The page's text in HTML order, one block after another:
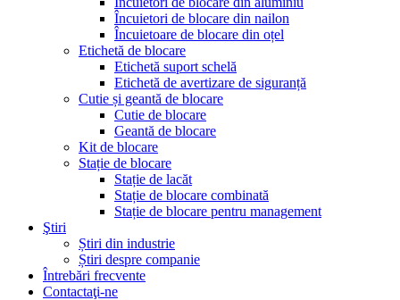
Încuietori de blocare din nailon
Încuietoare de blocare din oțel
Etichetă de blocare
Etichetă suport schelă
Etichetă de avertizare de siguranță
Cutie și geantă de blocare
Cutie de blocare
Geantă de blocare
Kit de blocare
Stație de blocare
Stație de lacăt
Stație de blocare combinată
Stație de blocare pentru management
Ştiri
Știri din industrie
Știri despre companie
Întrebări frecvente
Contactaţi-ne